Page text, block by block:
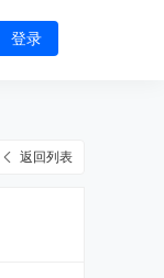
登录
返回列表